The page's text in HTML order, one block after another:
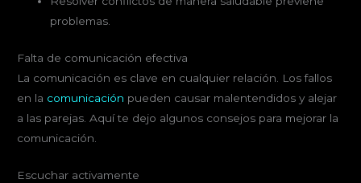
problemas.
Falta de comunicación efectiva
La comunicación es clave en cualquier relación. Los fallos
en la comunicación pueden causar malentendidos y alejar
a las parejas. Aquí te dejo algunos consejos para mejorar la
comunicación.
Escuchar activamente